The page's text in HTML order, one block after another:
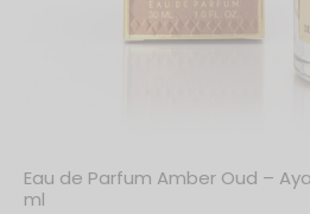
Eau de Parfum Amber Oud –
ml